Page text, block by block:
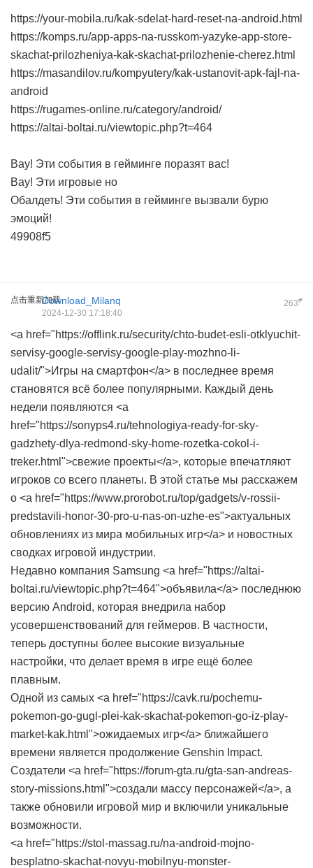
https://your-mobila.ru/kak-sdelat-hard-reset-na-android.html
https://komps.ru/app-apps-na-russkom-yazyke-app-store-
skachat-prilozheniya-kak-skachat-prilozhenie-cherez.html
https://masandilov.ru/kompyutery/kak-ustanovit-apk-fajl-na-
android
https://rugames-online.ru/category/android/
https://altai-boltai.ru/viewtopic.php?t=464
Вау! Эти события в гейминге поразят вас!
Вау! Эти игровые но
Обалдеть! Эти события в гейминге вызвали бурю
эмоций!
49908f5
点击重新加载 263#
Download_Milanq
2024-12-30 17:18:40
<a href="https://offlink.ru/security/chto-budet-esli-otklyuchit-
servisy-google-servisy-google-play-mozhno-li-
udalit/">Игры на смартфон</a> в последнее время
становятся всё более популярными. Каждый день
недели появляются <a
href="https://sonyps4.ru/tehnologiya-ready-for-sky-
gadzhety-dlya-redmond-sky-home-rozetka-cokol-i-
treker.html">свежие проекты</a>, которые впечатляют
игроков со всего планеты. В этой статье мы расскажем
о <a href="https://www.prorobot.ru/top/gadgets/v-rossii-
predstavili-honor-30-pro-u-nas-on-uzhe-es">актуальных
обновлениях из мира мобильных игр</a> и новостных
сводках игровой индустрии.
Недавно компания Samsung <a href="https://altai-
boltai.ru/viewtopic.php?t=464">объявила</a> последнюю
версию Android, которая внедрила набор
усовершенствований для геймеров. В частности,
теперь доступны более высокие визуальные
настройки, что делает время в игре ещё более
плавным.
Одной из самых <a href="https://cavk.ru/pochemu-
pokemon-go-gugl-plei-kak-skachat-pokemon-go-iz-play-
market-kak.html">ожидаемых игр</a> ближайшего
времени является продолжение Genshin Impact.
Создатели <a href="https://forum-gta.ru/gta-san-andreas-
story-missions.html">создали массу персонажей</a>, а
также обновили игровой мир и включили уникальные
возможности.
<a href="https://stol-massag.ru/na-android-mojno-
besplatno-skachat-novyu-mobilnyu-monster-